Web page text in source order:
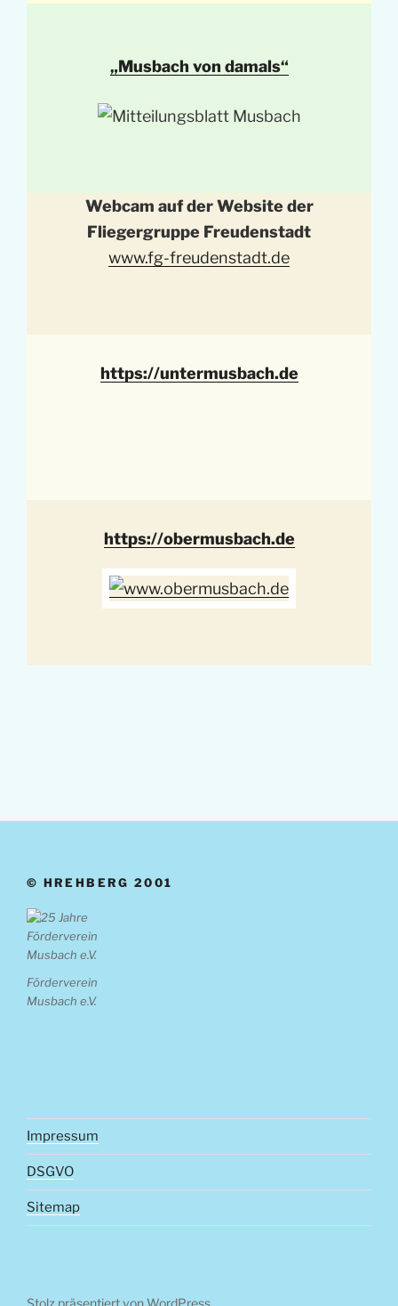
„Musbach von damals“
Webcam auf der Website der
Fliegergruppe Freudenstadt
www.fg-freudenstadt.de
https://untermusbach.de
https://obermusbach.de
© HREHBERG 2001
Förderverein
Musbach e.V.
Impressum
DSGVO
Sitemap
Stolz präsentiert von WordPress